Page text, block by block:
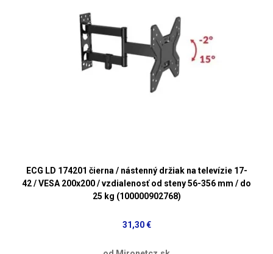
ECG LD 174201 čierna / nástenný držiak na televízie 17-
42 / VESA 200x200 / vzdialenosť od steny 56-356 mm / do
25 kg (100000902768)
31,30 €